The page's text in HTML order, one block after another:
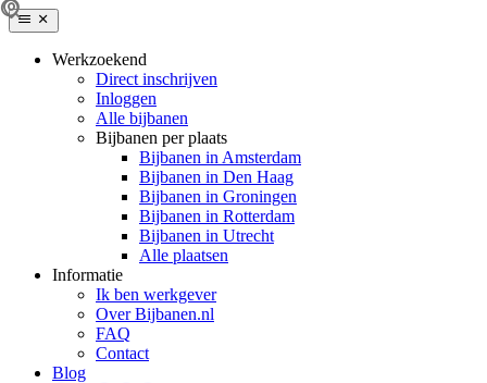
Werkzoekend
Direct inschrijven
Inloggen
Alle bijbanen
Bijbanen per plaats
Bijbanen in Amsterdam
Bijbanen in Den Haag
Bijbanen in Groningen
Bijbanen in Rotterdam
Bijbanen in Utrecht
Alle plaatsen
Informatie
Ik ben werkgever
Over Bijbanen.nl
FAQ
Contact
Blog